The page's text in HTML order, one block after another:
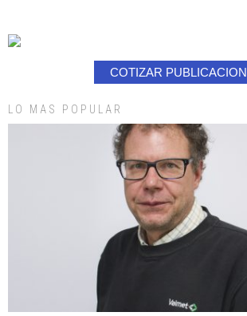
COTIZAR PUBLICACION
LO MAS POPULAR